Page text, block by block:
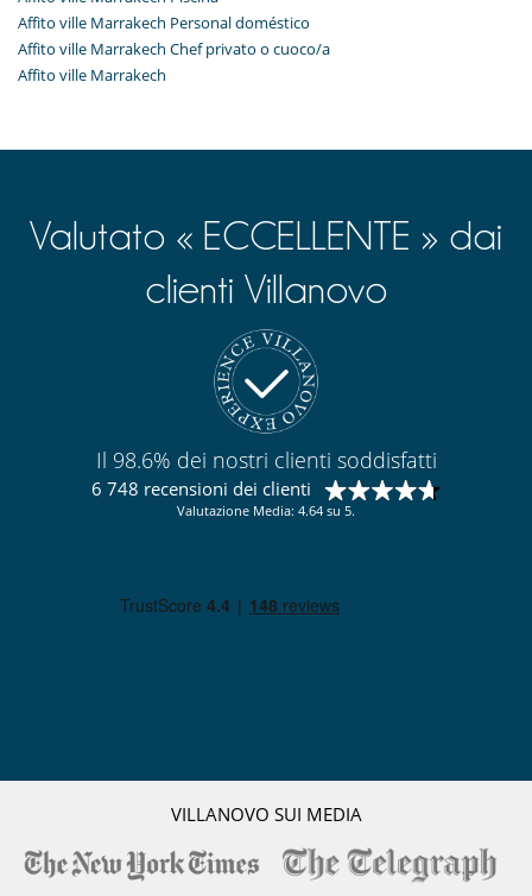
Affito ville Marrakech Personal doméstico
Affito ville Marrakech Chef privato o cuoco/a
Affito ville Marrakech
Valutato « ECCELLENTE » dai
clienti Villanovo
Il 98.6% dei nostri clienti soddisfatti
6 748 recensioni dei clienti
Valutazione Media: 4.64 su 5.
VILLANOVO SUI MEDIA